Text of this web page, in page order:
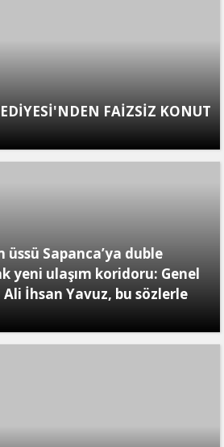
FAİZSİZ KONUT
üssü Sapanca’ya duble
yeni ulaşım koridoru: Genel
Ali İhsan Yavuz, bu sözlerle